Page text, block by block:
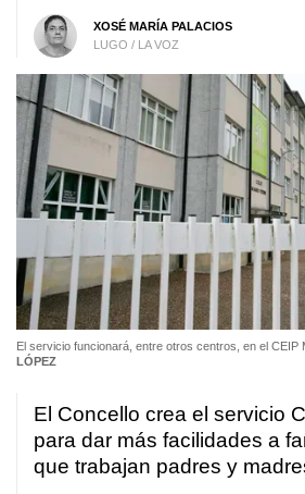
XOSÉ MARÍA PALACIOS
LUGO / LA VOZ
El servicio funcionará, entre otros centros, en el CEIP
LÓPEZ
El Concello crea el servicio
para dar más facilidades a
que trabajan padres y